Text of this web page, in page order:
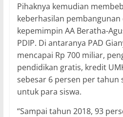
Pihaknya kemudian
keberhasilan pembangunan
kepemimpin AA Beratha-
PDIP. Di antaranya PAD
mencapai Rp 700 miliar,
pendidikan gratis, kredit
sebesar 6 persen per
untuk para siswa.
“Sampai tahun 2018, 93